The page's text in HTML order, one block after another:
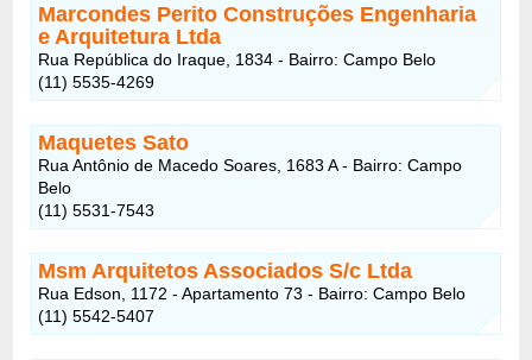
Marcondes Perito Construções Engenharia
e Arquitetura Ltda
Rua República do Iraque, 1834 - Bairro: Campo Belo
(11) 5535-4269
Maquetes Sato
Rua Antônio de Macedo Soares, 1683 A - Bairro: Campo
Belo
(11) 5531-7543
Msm Arquitetos Associados S/c Ltda
Rua Edson, 1172 - Apartamento 73 - Bairro: Campo Belo
(11) 5542-5407